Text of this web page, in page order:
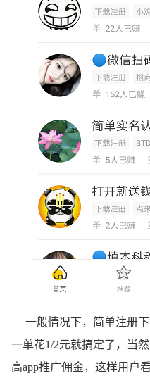
一般情况下，简单注册下
一单花1/2元就搞定了，当
高app推广佣金，这样用户